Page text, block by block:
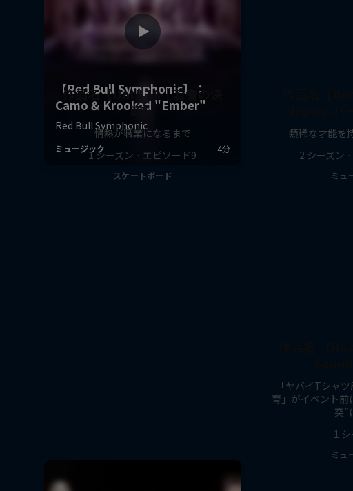
作品名【Until 18｜若者の決
断】
情熱が職業になるまで
1 シーズン · エピソード9
スケートボード
類稀な才能を
2 シーズン
ミュ
「ヤバイTシャ
育」がイベント前
突”
1
ミュ